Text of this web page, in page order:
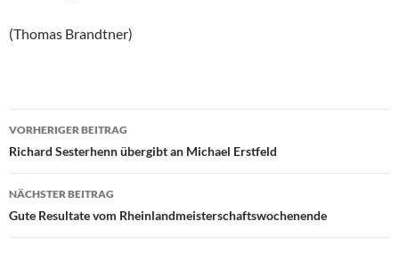
(Thomas Brandtner)
Beitragsnavigation
VORHERIGER BEITRAG
Richard Sesterhenn übergibt an Michael Erstfeld
NÄCHSTER BEITRAG
Gute Resultate vom Rheinlandmeisterschaftswochenende